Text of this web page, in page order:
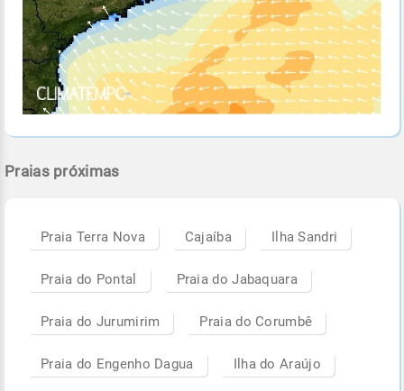
Praias próximas
Praia Terra Nova Cajaíba Ilha Sandri
Praia do Pontal Praia do Jabaquara
Praia do Jurumirim Praia do Corumbê
Praia do Engenho Dagua Ilha do Araújo